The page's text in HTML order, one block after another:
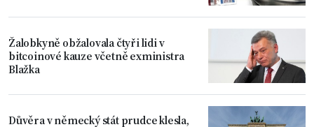
Žalobkyně obžalovala čtyři lidi v
bitcoinové kauze včetně exministra
Blažka
Důvěra v německý stát prudce klesla,